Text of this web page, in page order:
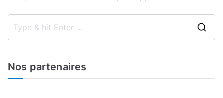
Nos partenaires